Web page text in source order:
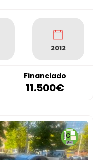
2012
Financiado
11.500€